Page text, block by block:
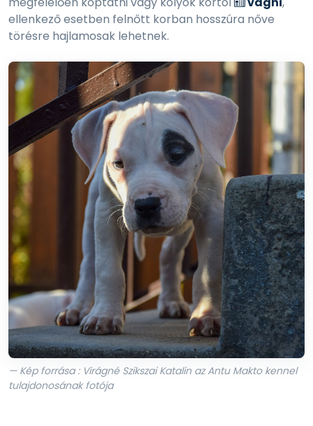
ellenkező esetben felnőtt korban hosszúra nőve
törésre hajlamosak lehetnek.
— Kép forrása : Virágné Szikszai Katalin az Antu Makto kennel
tulajdonosának fotója